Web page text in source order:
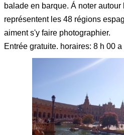
balade en barque. Á noter
représentent les 48 régions
aiment s'y faire photographier.
Entrée gratuite. horaires: 8 h 00 a